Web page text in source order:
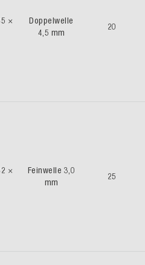
×
Doppelwelle
4,5 mm
20
×
Feinwelle 3,0
mm
25